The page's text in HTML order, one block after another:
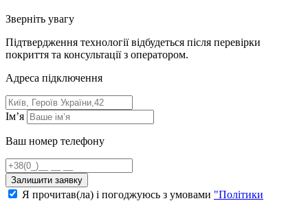
Зверніть увагу
Підтвердження технології відбудеться після перевірки
покриття та консультації з оператором.
Адресa підключення
Ім’я
Ваш номер телефону
Залишити заявку
Я прочитав(ла) і погоджуюсь з умовами "Політики